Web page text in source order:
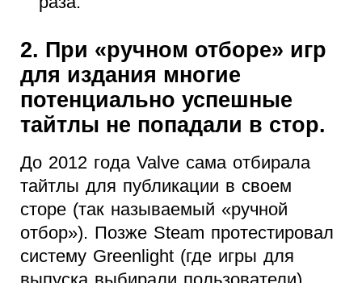
2. При «ручном отборе» игр
для издания многие
потенциально успешные
тайтлы не попадали в стор.
До 2012 года Valve сама отбирала
тайтлы для публикации в своем
сторе (так называемый «ручной
отбор»). Позже Steam протестировал
систему Greenlight (где игры для